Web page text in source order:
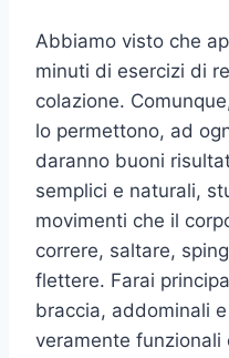
Abbiamo visto che
minuti di esercizi di
colazione.
lo permettono, ad
daranno buoni
semplici e naturali,
movimenti che il
correre, saltare,
flettere. Farai
braccia, addominali
veramente funzionali